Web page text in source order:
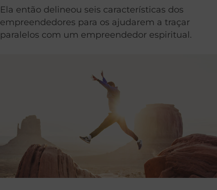
Ela então delineou seis características dos
empreendedores para os ajudarem a traçar
paralelos com um empreendedor espiritual.